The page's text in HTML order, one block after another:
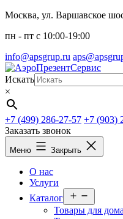
Перейти
содержимому
Москва, ул. Варшавское
пн - пт c 10:00-19:00
info@apsgrup.ru
Искать
×
+7 (499) 286-27-57 +7 (903)
Заказать звонок
Меню Закрыть
О нас
Услуги
Каталог
меню
Товары для